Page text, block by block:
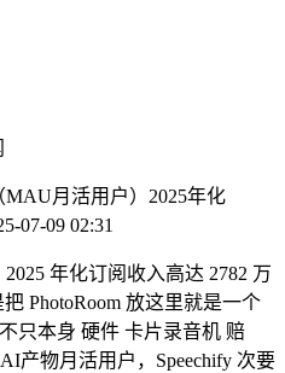
月活用户）2025年化
07-09 02:31
年化订阅收入高达 2782 万
PhotoRoom 放这里就是一个
只本身 硬件 卡片录音机 赔
产物月活用户，Speechify 次要